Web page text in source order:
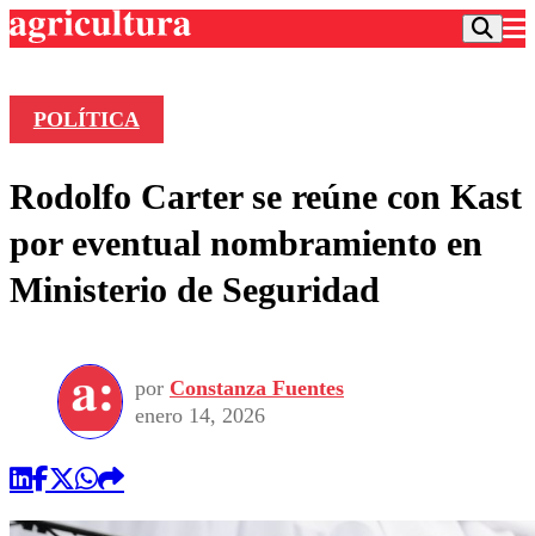
Frecuencias
Agricultura TV
Deportes
Colo Colo
Seleccion Chilena
Torneo Internacional
Universidad de Chile
Entretención
Economía
Internacional
Sustentabilidad
Publicaciones en medios
Opinión
POLÍTICA
Rodolfo Carter se reúne con Kast
por eventual nombramiento en
Ministerio de Seguridad
por Constanza Fuentes
enero 14, 2026